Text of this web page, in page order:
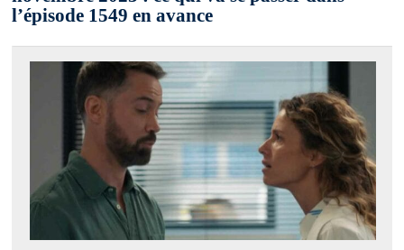
l’épisode 1549 en avance